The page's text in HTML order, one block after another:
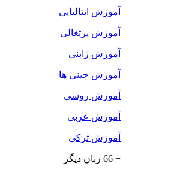
آموزش ایتالیایی
آموزش پرتغالی
آموزش ژاپنی
آموزش چینی ها
آموزش روسی
آموزش عربی
آموزش ترکی
+ 66 زبان دیگر